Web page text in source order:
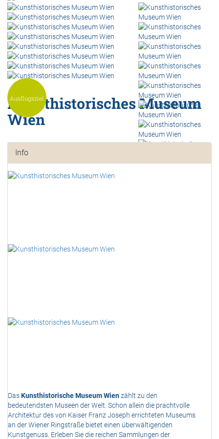
Kunsthistorisches Museum
Wien
Ausflugsziel
Info
DasKunsthistorische Museum Wienzählt zu den
bedeutendsten Museen der Welt. Schon allein die prachtvolle
Architektur des von Kaiser Franz Joseph errichteten Museums
an der Wiener Ringstraße bietet einen überwältigenden
Kunstgenuss. Erleben Sie die reichen Sammlungen der